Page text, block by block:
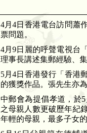
4月4日香港電台訪問蕭
票問題。
4月9日麗的呼聲電視台
理事長講述集郵經驗、
5月4日香港發行「香港
的獲獎作品。張先生亦
中郵會為提倡孝道，於5
之母親人數更破歷年紀
年輕的母親，最多子女